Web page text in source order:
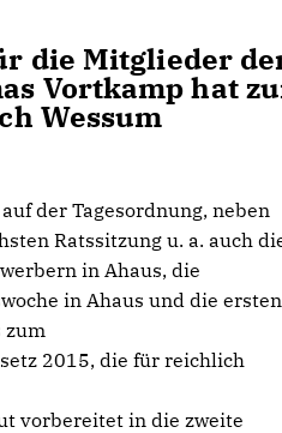
die Mitglieder
Vortkamp hat
Wessum
der Tagesordnung, neben
Ratssitzung u. a. auch
in Ahaus, die
in Ahaus und die ersten
zum
2015, die für reichlich
vorbereitet in die zweite